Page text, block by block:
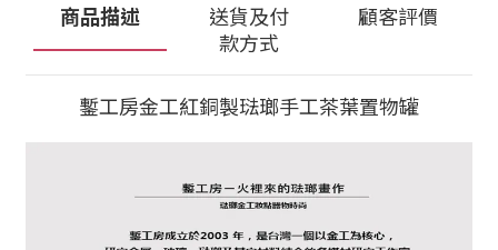
商品描述
送貨及付
款方式
顧客評價
鏨工房金工紅銅製琺瑯手工茶葉置物罐